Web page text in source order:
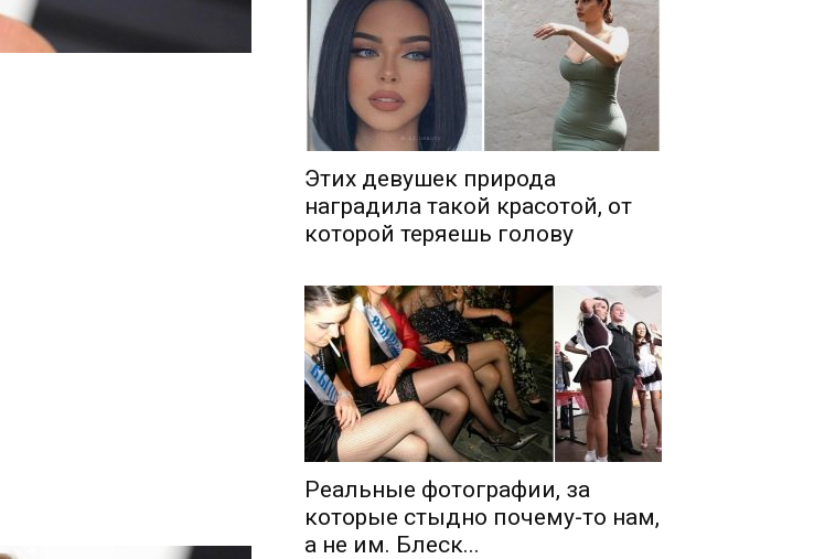
Этих девушек природа
наградила такой красотой, от
которой теряешь голову
Реальные фотографии, за
которые стыдно почему-то нам,
а не им. Блеск...